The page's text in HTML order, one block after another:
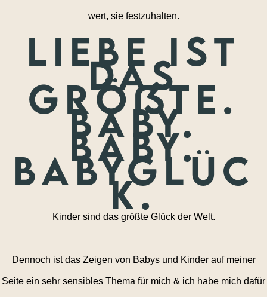
wert, sie festzuhalten.
Liebe ist
das
größte.
Baby.
Baby.
Babyglüc
k.
Kinder sind das größte Glück der Welt.
Dennoch ist das Zeigen von Babys und Kinder auf meiner
Seite ein sehr sensibles Thema für mich & ich habe mich dafür